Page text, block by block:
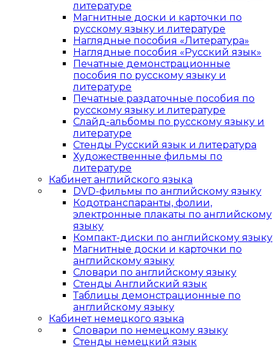
литературе
Магнитные доски и карточки по
русскому языку и литературе
Наглядные пособия «Литература»
Наглядные пособия «Русский язык»
Печатные демонстрационные
пособия по русскому языку и
литературе
Печатные раздаточные пособия по
русскому языку и литературе
Слайд-альбомы по русскому языку и
литературе
Стенды Русский язык и литература
Художественные фильмы по
литературе
Кабинет английского языка
DVD-фильмы по английскому языку
Кодотранспаранты, фолии,
электронные плакаты по английскому
языку
Компакт-диски по английскому языку
Магнитные доски и карточки по
английскому языку
Словари по английскому языку
Стенды Английский язык
Таблицы демонстрационные по
английскому языку
Кабинет немецкого языка
Словари по немецкому языку
Стенды немецкий язык